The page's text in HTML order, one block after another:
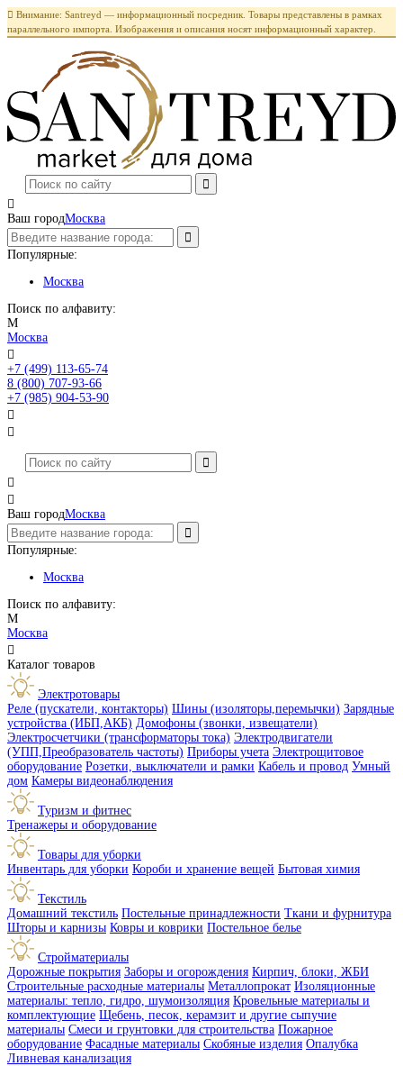
 Внимание: Santreyd — информационный посредник. Товары представлены в рамках
параллельного импорта. Изображения и описания носят информационный характер.

Ваш городМосква
Популярные:
Москва
Поиск по алфавиту:
М
Москва

+7 (499) 113-65-74
8 (800) 707-93-66
+7 (985) 904-53-90




Ваш городМосква
Популярные:
Москва
Поиск по алфавиту:
М
Москва

Каталог товаров
Электротовары
Реле (пускатели, контакторы) Шины (изоляторы,перемычки) Зарядные
устройства (ИБП,АКБ) Домофоны (звонки, извещатели)
Электросчетчики (трансформаторы тока) Электродвигатели
(УПП,Преобразователь частоты) Приборы учета Электрощитовое
оборудование Розетки, выключатели и рамки Кабель и провод Умный
дом Камеры видеонаблюдения
Туризм и фитнес
Тренажеры и оборудование
Товары для уборки
Инвентарь для уборки Короби и хранение вещей Бытовая химия
Текстиль
Домашний текстиль Постельные принадлежности Ткани и фурнитура
Шторы и карнизы Ковры и коврики Постельное белье
Стройматериалы
Дорожные покрытия Заборы и огорождения Кирпич, блоки, ЖБИ
Строительные расходные материалы Металлопрокат Изоляционные
материалы: тепло, гидро, шумоизоляция Кровельные материалы и
комплектующие Щебень, песок, керамзит и другие сыпучие
материалы Смеси и грунтовки для строительства Пожарное
оборудование Фасадные материалы Скобяные изделия Опалубка
Ливневая канализация